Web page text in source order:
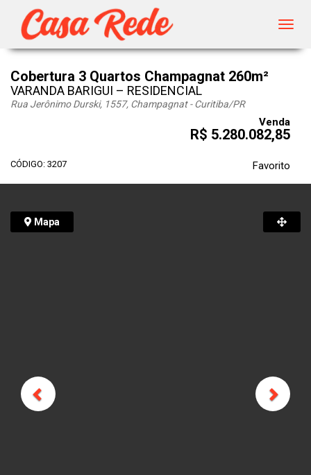
Cobertura 3 Quartos Champagnat 260m²
VARANDA BARIGUI – RESIDENCIAL
Rua Jerônimo Durski, 1557, Champagnat - Curitiba/PR
Venda
R$ 5.280.082,85
CÓDIGO: 3207 Favorito
Mapa
Previous Next